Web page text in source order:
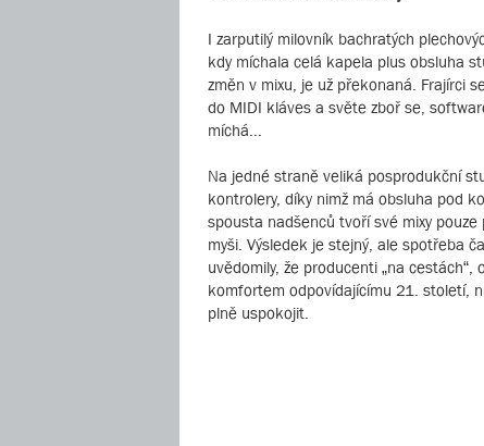
I zarputilý milovník bachratých
kdy míchala celá kapela plus obsluha
změn v mixu, je už překonaná. Frajírci
do MIDI kláves a světe zboř se,
míchá...
Na jedné straně veliká posprodukční
kontrolery, díky nimž má obsluha pod
spousta nadšenců tvoří své mixy
myši. Výsledek je stejný, ale spotřeba
uvědomily, že producenti „na
komfortem odpovídajícímu 21. století,
plně uspokojit.